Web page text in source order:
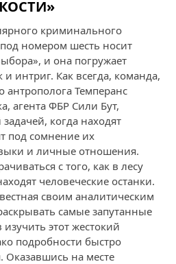
криминального
номером шесть носит
и она погружает
и интриг. Как всегда, команда,
антрополога Темперанс
агента ФБР Сили Бут,
когда находят
под сомнение их
и личные отношения.
с того, как в лесу
человеческие останки.
своим аналитическим
самые запутанные
этот жестокий
подробности быстро
Оказавшись на месте